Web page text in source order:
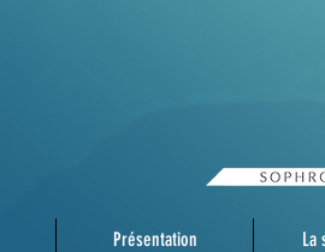
Présentation La